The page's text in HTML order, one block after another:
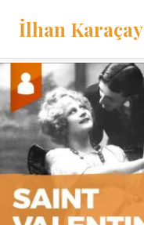
İlhan Karaçay